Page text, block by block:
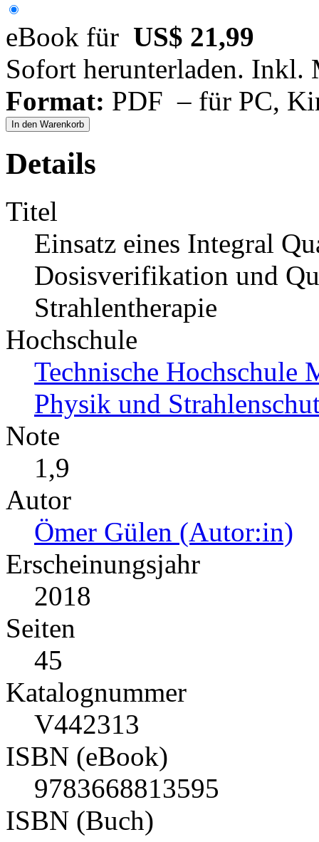
eBook für US$ 21,99
Sofort herunterladen. Inkl.
Format: PDF – für PC,
In den Warenkorb
Details
Titel
Einsatz eines Integral
Dosisverifikation und
Strahlentherapie
Hochschule
Technische Hochschule
Physik und
Note
1,9
Autor
Ömer Gülen (Autor:in)
Erscheinungsjahr
2018
Seiten
45
Katalognummer
V442313
ISBN (eBook)
9783668813595
ISBN (Buch)